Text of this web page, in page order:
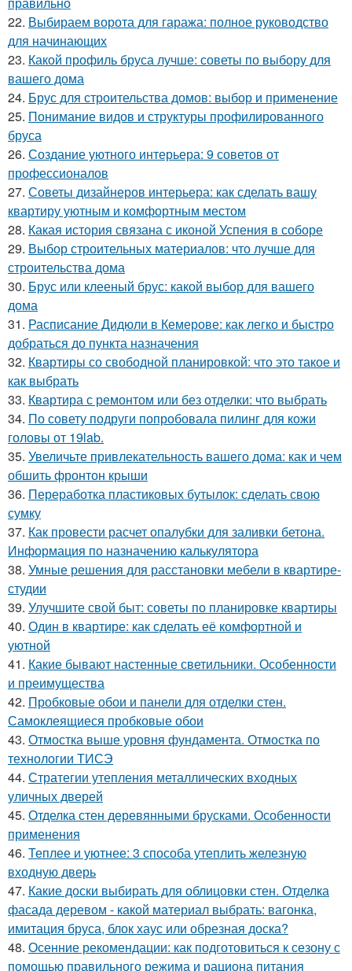
22. Выбираем ворота для гаража: полное руководство
для начинающих
23. Какой профиль бруса лучше: советы по выбору для
вашего дома
24. Брус для строительства домов: выбор и применение
25. Понимание видов и структуры профилированного
бруса
26. Создание уютного интерьера: 9 советов от
профессионалов
27. Советы дизайнеров интерьера: как сделать вашу
квартиру уютным и комфортным местом
28. Какая история связана с иконой Успения в соборе
29. Выбор строительных материалов: что лучше для
строительства дома
30. Брус или клееный брус: какой выбор для вашего
дома
31. Расписание Дидюли в Кемерове: как легко и быстро
добраться до пункта назначения
32. Квартиры со свободной планировкой: что это такое и
как выбрать
33. Квартира с ремонтом или без отделки: что выбрать
34. По совету подруги попробовала пилинг для кожи
головы от 19lab.
35. Увеличьте привлекательность вашего дома: как и чем
обшить фронтон крыши
36. Переработка пластиковых бутылок: сделать свою
сумку
37. Как провести расчет опалубки для заливки бетона.
Информация по назначению калькулятора
38. Умные решения для расстановки мебели в квартире-
студии
39. Улучшите свой быт: советы по планировке квартиры
40. Один в квартире: как сделать её комфортной и
уютной
41. Какие бывают настенные светильники. Особенности
и преимущества
42. Пробковые обои и панели для отделки стен.
Самоклеящиеся пробковые обои
43. Отмостка выше уровня фундамента. Отмостка по
технологии ТИСЭ
44. Стратегии утепления металлических входных
уличных дверей
45. Отделка стен деревянными брусками. Особенности
применения
46. Теплее и уютнее: 3 способа утеплить железную
входную дверь
47. Какие доски выбирать для облицовки стен. Отделка
фасада деревом - какой материал выбрать: вагонка,
имитация бруса, блок хаус или обрезная доска?
48. Осенние рекомендации: как подготовиться к сезону с
помощью правильного режима и рациона питания